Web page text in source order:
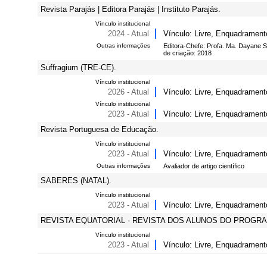
Revista Parajás | Editora Parajás | Instituto Parajás.
Vínculo institucional
2024 - Atual Vínculo: Livre,
Outras informações
Editora-Chefe: Profa. Ma. Dayane
de criação: 2018
Suffragium (TRE-CE).
Vínculo institucional
2026 - Atual Vínculo: Livre,
Vínculo institucional
2023 - Atual
Vínculo: Livre,
Revista Portuguesa de Educação.
Vínculo institucional
2023 - Atual Vínculo: Livre,
Outras informações Avaliador de artigo científico
SABERES (NATAL).
Vínculo institucional
2023 - Atual
Vínculo: Livre,
REVISTA EQUATORIAL - REVISTA DOS ALUNOS DO
Vínculo institucional
2023 - Atual
Vínculo: Livre,